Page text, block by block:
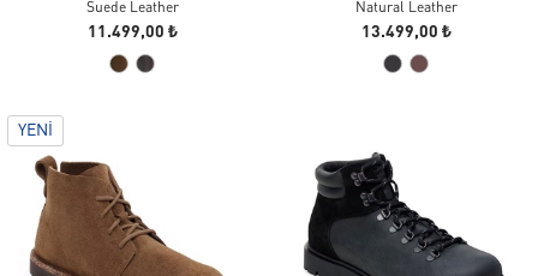
Suede Leather
11.499,00 ₺
Natural Leather
13.499,00 ₺
YENI